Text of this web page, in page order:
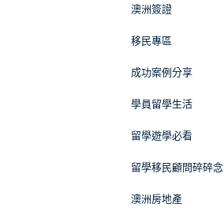
澳洲簽證
移民專區
成功案例分享
學員留學生活
留學遊學必看
留學移民顧問碎碎念
澳洲房地產